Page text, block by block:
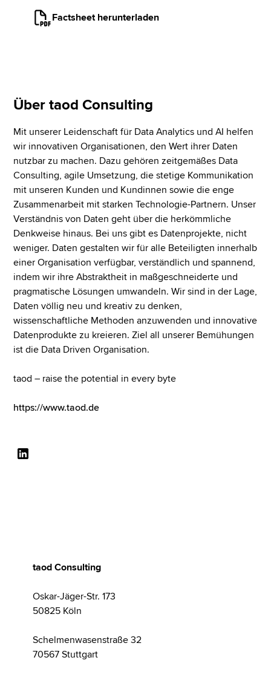
Factsheet herunterladen
Über taod Consulting
Mit unserer Leidenschaft für Data Analytics und AI helfen
wir innovativen Organisationen, den Wert ihrer Daten
nutzbar zu machen. Dazu gehören zeitgemäßes Data
Consulting, agile Umsetzung, die stetige Kommunikation
mit unseren Kunden und Kundinnen sowie die enge
Zusammenarbeit mit starken Technologie-Partnern. Unser
Verständnis von Daten geht über die herkömmliche
Denkweise hinaus. Bei uns gibt es Datenprojekte, nicht
weniger. Daten gestalten wir für alle Beteiligten innerhalb
einer Organisation verfügbar, verständlich und spannend,
indem wir ihre Abstraktheit in maßgeschneiderte und
pragmatische Lösungen umwandeln. Wir sind in der Lage,
Daten völlig neu und kreativ zu denken,
wissenschaftliche Methoden anzuwenden und innovative
Datenprodukte zu kreieren. Ziel all unserer Bemühungen
ist die Data Driven Organisation.
taod – raise the potential in every byte
https://www.taod.de
taod Consulting
Oskar-Jäger-Str. 173
50825 Köln
Schelmenwasenstraße 32
70567 Stuttgart